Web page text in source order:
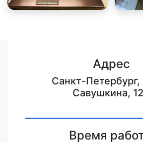
Адрес
Санкт-Петербург,
Савушкина,
Время